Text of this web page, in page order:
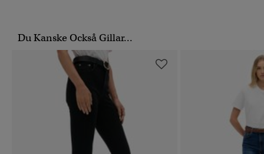
Du Kanske Också Gillar...